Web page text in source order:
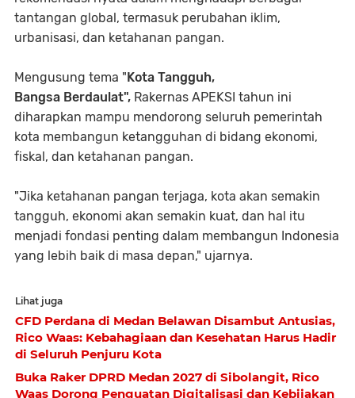
tantangan global, termasuk perubahan iklim,
urbanisasi, dan ketahanan pangan.
Mengusung tema " Kota Tangguh,
Bangsa Berdaulat", Rakernas APEKSI tahun ini
diharapkan mampu mendorong seluruh pemerintah
kota membangun ketangguhan di bidang ekonomi,
fiskal, dan ketahanan pangan.
"Jika ketahanan pangan terjaga, kota akan semakin
tangguh, ekonomi akan semakin kuat, dan hal itu
menjadi fondasi penting dalam membangun Indonesia
yang lebih baik di masa depan," ujarnya.
Lihat juga
CFD Perdana di Medan Belawan Disambut Antusias,
Rico Waas: Kebahagiaan dan Kesehatan Harus Hadir
di Seluruh Penjuru Kota
Buka Raker DPRD Medan 2027 di Sibolangit, Rico
Waas Dorong Penguatan Digitalisasi dan Kebijakan